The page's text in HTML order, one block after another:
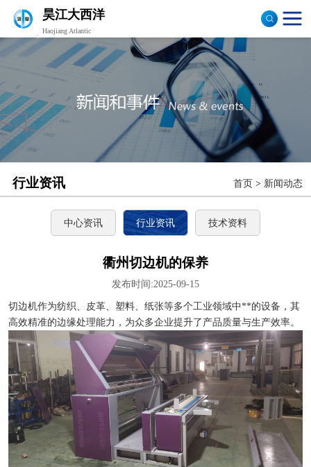
昊江大西洋
Haojiang Atlantic
行业资讯 首页 > 新闻动态
中心资讯 行业资讯 技术资料
衢州切边机的保养
发布时间:2025-09-15
切边机作为纺织、皮革、塑料、纸张等多个工业领域中**的设备，其
高效精准的边缘处理能力，为众多企业提升了产品质量与生产效率。
验布机
打卷机
切边机
布匹包装机